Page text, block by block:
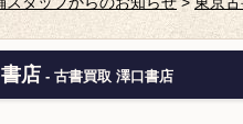
店 - 古書買取 澤口書店